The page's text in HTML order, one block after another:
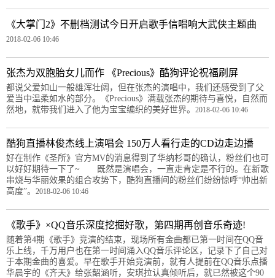
《大掌门2》不删档测试今日开启歌手信唱响大武侠主题曲
2018-02-06 10:46
张杰为双胞胎女儿而作 《Precious》酷狗评论祝福刷屏
都说父爱如山一般雄浑壮阔，但在张杰的演唱中，我们还感受到了父
爱当中温柔如水的部分。《Precious》满载张杰的期待与喜悦，自然而
然地，就带我们进入了他为宝宝编织的美好世界。 2018-02-06 10:46
酷狗直播林俊杰线上演唱会 150万人看行走的CD边走边播
好在制作《圣所》官方MV的消息得到了华纳杉哥的确认，粉丝们也可
以好好期待一下了~ 既然是演唱会，一直走肯定是不行的。在新歌
串烧与华丽效果的组合攻势下，酷狗直播间的粉丝们纷纷惊呼“帅出新
高度”。 2018-02-06 10:46
《歌手》×QQ音乐深度挖掘好歌，第四期再创音乐奇迹!
随着第4期《歌手》竞演的结束，现场所有金曲都已第一时间在QQ音
乐上线，千万用户也在第一时间涌入QQ音乐评论区，记录下了自己对
于本期金曲的喜爱。早在歌手开始竞演前，就有人提前在QQ音乐点播
华晨宇的《齐天》给张韶涵听，安琪拉认真倾听后，就已然被这个90